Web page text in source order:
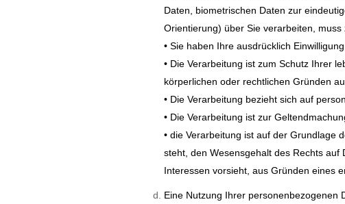
Daten, biometrischen Daten zur
Orientierung) über Sie verarbeiten,
• Sie haben Ihre ausdrücklich
• Die Verarbeitung ist zum Schutz Ihrer
körperlichen oder rechtlichen Gründen
• Die Verarbeitung bezieht sich auf
• Die Verarbeitung ist zur
• die Verarbeitung ist auf der Grundlage
steht, den Wesensgehalt des Rechts
Interessen vorsieht, aus Gründen eines
Eine Nutzung Ihrer personenbezogenen